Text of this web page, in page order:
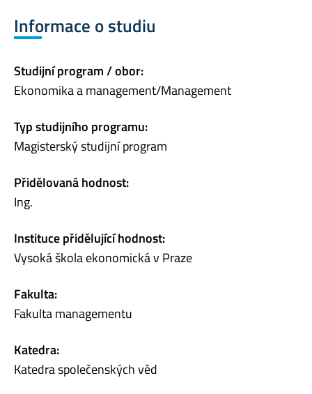
Informace o studiu
Studijní program / obor:
Ekonomika a management/Management
Typ studijního programu:
Magisterský studijní program
Přidělovaná hodnost:
Ing.
Instituce přidělující hodnost:
Vysoká škola ekonomická v Praze
Fakulta:
Fakulta managementu
Katedra:
Katedra společenských věd